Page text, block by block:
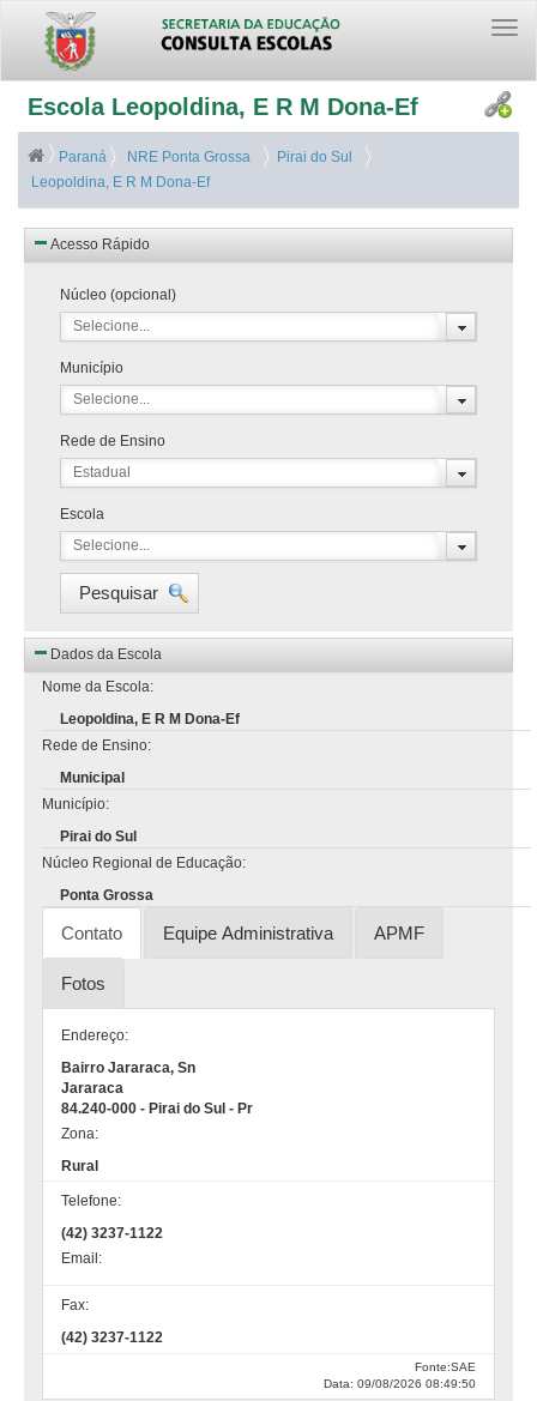
Escola Leopoldina, E R M Dona-Ef
Paraná NRE Ponta Grossa
Pirai do Sul
Leopoldina, E R M Dona-Ef
Acesso Rápido
Núcleo (opcional)
Selecione...
Município
Selecione...
Rede de Ensino
Estadual
Escola
Selecione...
Pesquisar
Dados da Escola
Nome da Escola:
Leopoldina, E R M Dona-Ef
Rede de Ensino:
Municipal
Município:
Pirai do Sul
Núcleo Regional de Educação:
Ponta Grossa
Contato Equipe Administrativa APMF
Fotos
Endereço:
Bairro Jararaca, Sn
Jararaca
84.240-000 - Pirai do Sul - Pr
Zona:
Rural
Telefone:
(42) 3237-1122
Email:
Fax:
(42) 3237-1122
Fonte:SAE
Data: 09/08/2026 08:49:50